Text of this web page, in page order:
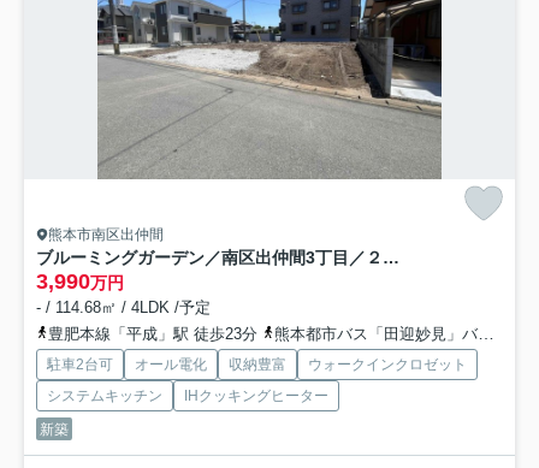
熊本市南区出仲間
ブルーミングガーデン／南区出仲間3丁目／２号棟
3,990万円
- / 114.68㎡ / 4LDK /予定
豊肥本線「平成」駅 徒歩23分
熊本都市バス「田迎妙見」バス停下車 徒歩5分
駐車2台可 オール電化 収納豊富
ウォークインクロゼット
システムキッチン
IHクッキングヒーター
新築